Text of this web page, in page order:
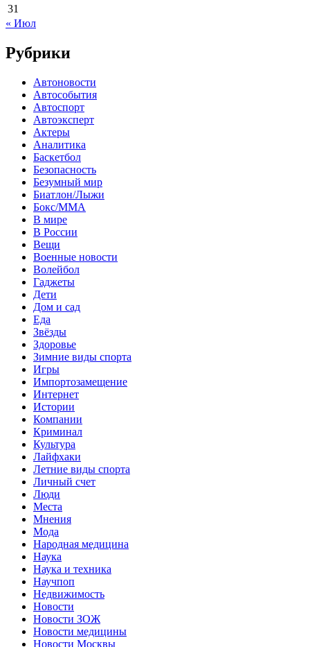
31
« Июл
Рубрики
Автоновости
Автособытия
Автоспорт
Автоэксперт
Актеры
Аналитика
Баскетбол
Безопасность
Безумный мир
Биатлон/Лыжи
Бокс/MMA
В мире
В России
Вещи
Военные новости
Волейбол
Гаджеты
Дети
Дом и сад
Еда
Звёзды
Здоровье
Зимние виды спорта
Игры
Импортозамещение
Интернет
Истории
Компании
Криминал
Культура
Лайфхаки
Летние виды спорта
Личный счет
Люди
Места
Мнения
Мода
Народная медицина
Наука
Наука и техника
Научпоп
Недвижимость
Новости
Новости ЗОЖ
Новости медицины
Новости Москвы